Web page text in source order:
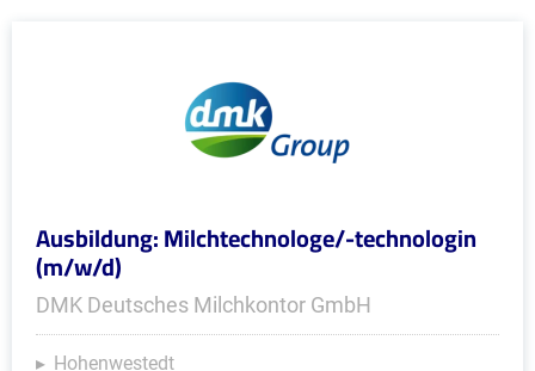
Ausbildung: Milchtechnologe/-technologin
(m/w/d)
DMK Deutsches Milchkontor GmbH
Hohenwestedt